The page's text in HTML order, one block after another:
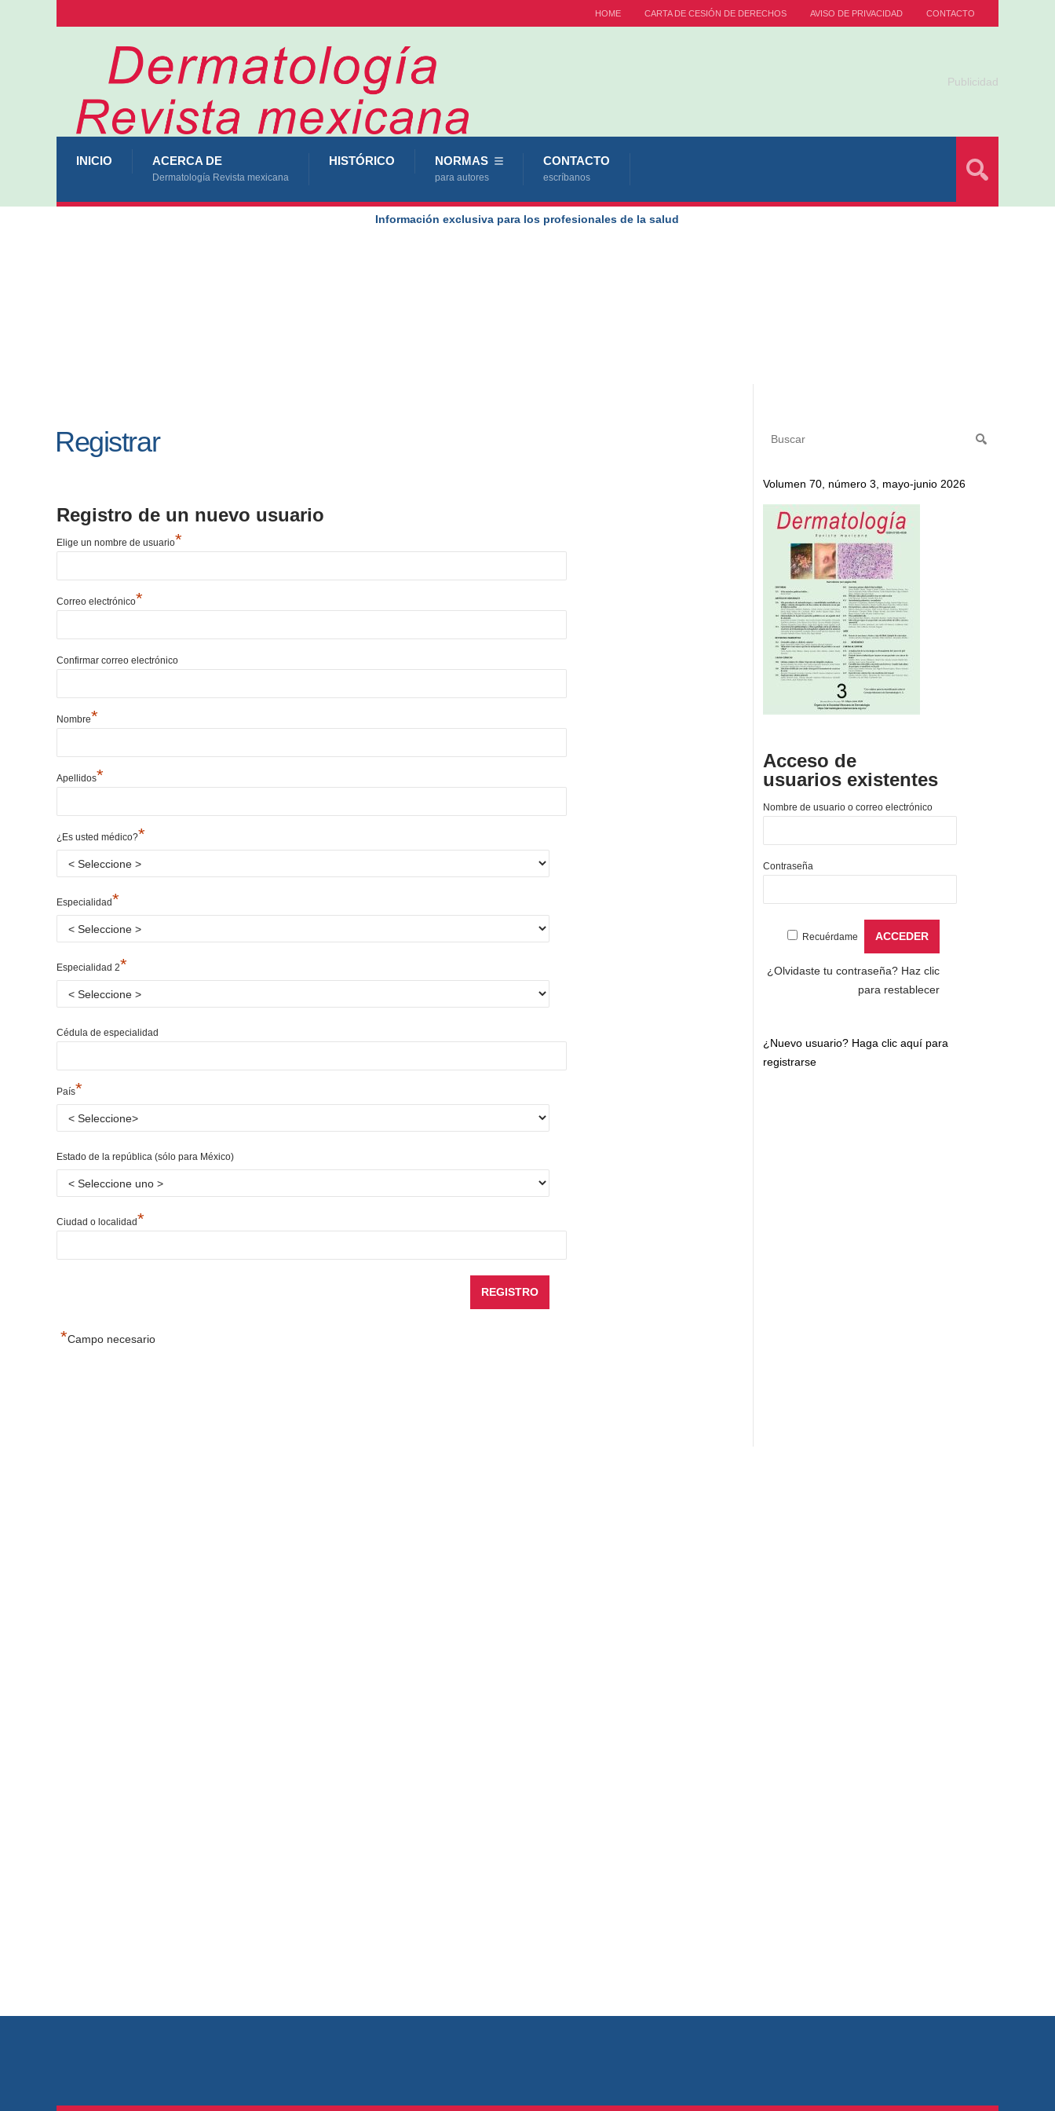
HOME CARTA DE CESIÓN DE DERECHOS AVISO DE PRIVACIDAD CONTACTO
Publicidad
INICIO ACERCA DE
Dermatología Revista mexicana
HISTÓRICO NORMAS
para autores
CONTACTO
escríbanos
Información exclusiva para los profesionales de la salud
Registrar
Registro de un nuevo usuario
Elige un nombre de usuario*
Correo electrónico*
Confirmar correo electrónico
Nombre*
Apellidos*
¿Es usted médico?*
Especialidad*
Especialidad 2*
Cédula de especialidad
País*
Estado de la república (sólo para México)
Ciudad o localidad*
*Campo necesario
Volumen 70, número 3, mayo-junio 2026
Acceso de
usuarios existentes
Nombre de usuario o correo electrónico
Contraseña
Recuérdame
¿Olvidaste tu contraseña? Haz clic
para restablecer
¿Nuevo usuario? Haga clic aquí para
registrarse